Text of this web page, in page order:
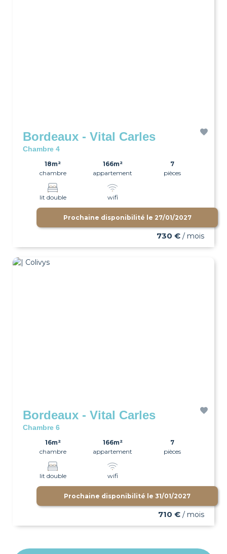
Bordeaux - Vital Carles
Chambre 4
18m²
chambre
166m²
appartement
7
pièces
lit double wifi
Prochaine disponibilité le 27/01/2027
730 € / mois
Bordeaux - Vital Carles
Chambre 6
16m²
chambre
166m²
appartement
7
pièces
lit double wifi
Prochaine disponibilité le 31/01/2027
710 € / mois